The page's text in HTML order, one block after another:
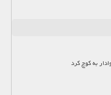
به کوچ کرد